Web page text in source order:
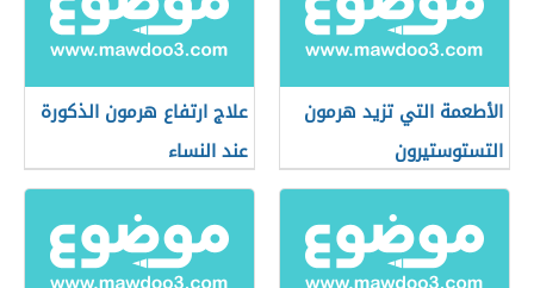
الأطعمة التي تزيد هرمون
التستوستيرون
علاج ارتفاع هرمون الذكورة
عند النساء